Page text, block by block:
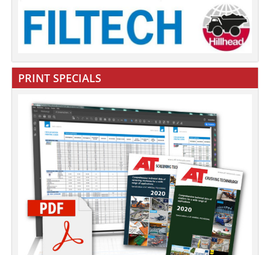
PRINT SPECIALS